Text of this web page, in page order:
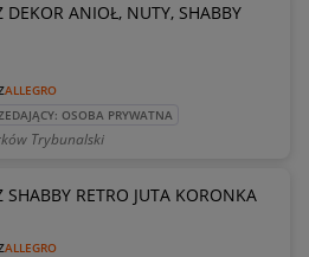
DEKOR ANIOŁ, NUTY, SHABBY
ALLEGRO
OSOBA PRYWATNA
Trybunalski
SHABBY RETRO JUTA KORONKA
ALLEGRO